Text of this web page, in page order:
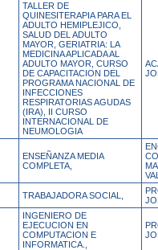
TALLER DE
QUINESITERAPIA PARA EL
ADULTO HEMIPLEJICO,
SALUD DEL ADULTO
MAYOR, GERIATRIA: LA
MEDICINA APLICADA AL
ADULTO MAYOR, CURSO
DE CAPACITACION DEL
PROGRAMA NACIONAL DE
INFECCIONES
RESPIRATORIAS AGUDAS
(IRA), II CURSO
INTERNACIONAL DE
NEUMOLOGIA
ENSEÑANZA MEDIA
COMPLETA,
TRABAJADORA SOCIAL,
INGENIERO DE
EJECUCION EN
COMPUTACION E
INFORMATICA.,